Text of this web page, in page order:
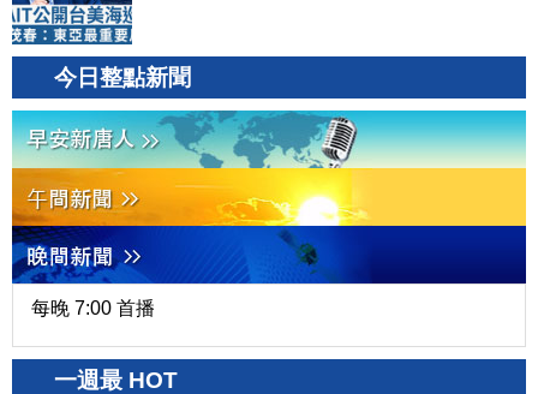
今日整點新聞
每晚 7:00 首播
一週最 HOT